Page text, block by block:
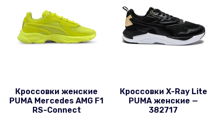
Кроссовки женские
PUMA Mercedes AMG F1
RS-Connect
Кроссовки X-Ray Lite
PUMA женские —
382717